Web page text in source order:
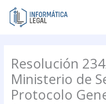
contenido
Resolución
Ministerio de
Protocolo